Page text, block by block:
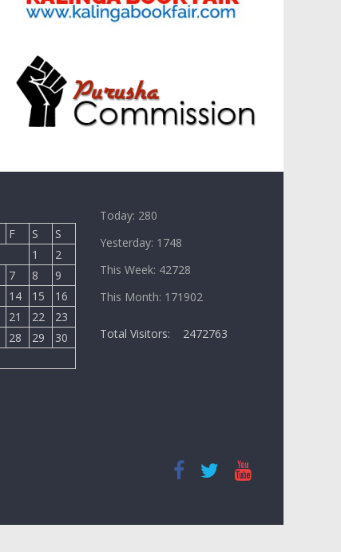
F S
S
1
2
7 8
9
14 15
16
21 22
23
28 29
30
Today: 280
Yesterday: 1748
This Week: 42728
This Month: 171902
Total Visitors: 2472763